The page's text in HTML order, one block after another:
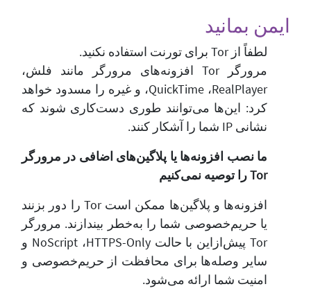
ایمن بمانید
لطفاً از Tor برای تورنت استفاده نکنید.
مرورگر Tor افزونه‌های مرورگر مانند فلش،
RealPlayer،‏ QuickTime، و غیره را مسدود خواهد
کرد: این‌ها می‌توانند طوری دست‌کاری شوند که
نشانی IP شما را آشکار کنند.
ما نصب افزونه‌ها یا پلاگین‌های اضافی در مرورگر
Tor را توصیه نمی‌کنیم
افزونه‌ها و پلاگین‌ها ممکن است Tor را دور بزنند
یا حریم‌خصوصی شما را به‌خطر بیندازند. مرورگر
Tor پیش‌ازاین با حالت HTTPS-Only،‏ NoScript و
سایر وصله‌ها برای محافظت از حریم‌خصوصی و
امنیت شما ارائه می‌شود.